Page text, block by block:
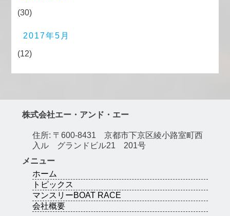
(30)
2017年5月
(12)
株式会社エー・アンド・エー
住所: 〒600-8431 京都市下京区綾小路室町西
入ル グランドビル21 201号
メニュー
ホーム
トピックス
マンスリーBOAT RACE
会社概要